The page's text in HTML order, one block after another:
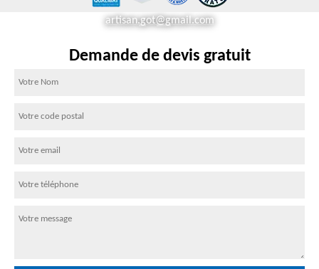
artisan.got@gmail.com
Demande de devis gratuit